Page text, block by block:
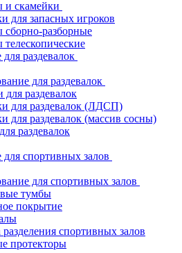
и скамейки
для запасных игроков
сборно-разборные
раздевалок
для раздевалок
раздевалок
для раздевалок (ЛДСП)
для раздевалок (массив сосны)
раздевалок
спортивных залов
для спортивных залов
тумбы
покрытие
спортивных залов
протекторы